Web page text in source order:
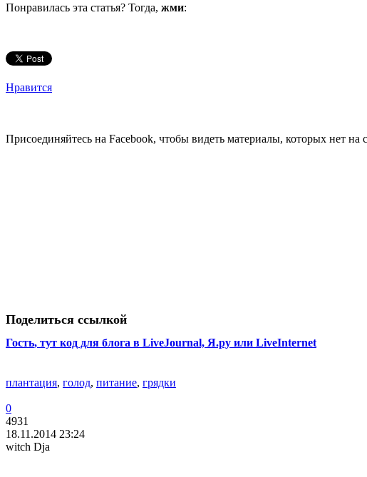
Понравилась эта статья? Тогда, жми:
Нравится
Присоединяйтесь на Facebook, чтобы видеть материалы, которых нет на
Поделиться ссылкой
Гость, тут код для блога в LiveJournal, Я.ру или LiveInternet
плантация, голод, питание, грядки
0
4931
18.11.2014 23:24
witch Dja